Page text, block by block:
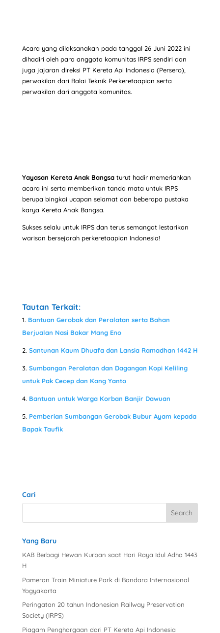
Acara yang dilaksanakan pada tanggal 26 Juni 2022 ini
dihadiri oleh para anggota komunitas IRPS sendiri dan
juga jajaran direksi PT Kereta Api Indonesia (Persero),
perwakilan dari Balai Teknik Perkeretaapian serta
perwakilan dari anggota komunitas.
Yayasan Kereta Anak Bangsa turut hadir memeriahkan
acara ini serta memberikan tanda mata untuk IRPS
berupa bingkai ucapan selamat dan beberapa pustaka
karya Kereta Anak Bangsa.
Sukses selalu untuk IRPS dan terus semangat lestarikan
warisan bersejarah perkeretaapian Indonesia!
Tautan Terkait:
Bantuan Gerobak dan Peralatan serta Bahan
Berjualan Nasi Bakar Mang Eno
Santunan Kaum Dhuafa dan Lansia Ramadhan 1442 H
Sumbangan Peralatan dan Dagangan Kopi Keliling
untuk Pak Cecep dan Kang Yanto
Bantuan untuk Warga Korban Banjir Dawuan
Pemberian Sumbangan Gerobak Bubur Ayam kepada
Bapak Taufik
Cari
Yang Baru
KAB Berbagi Hewan Kurban saat Hari Raya Idul Adha 1443
H
Pameran Train Miniature Park di Bandara Internasional
Yogyakarta
Peringatan 20 tahun Indonesian Railway Preservation
Society (IRPS)
Piagam Penghargaan dari PT Kereta Api Indonesia